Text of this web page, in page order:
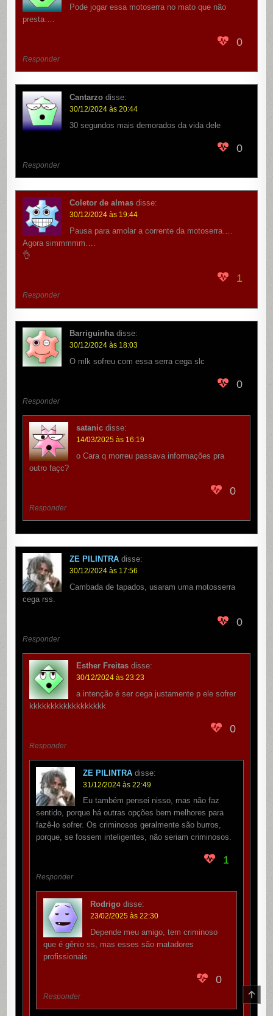
Pode jogar essa motoserra no mato que não
presta….
0
Responder
Cantarzo disse:
30/12/2024 às 20:44
30 segundos mais demorados da vida dele
0
Responder
Coletor de almas disse:
30/12/2024 às 19:44
Pausa para amolar a corrente da motoserra….
Agora simmmmm….
👌
1
Responder
Barriguinha disse:
30/12/2024 às 18:03
O mlk sofreu com essa serra cega slc
0
Responder
satanic disse:
14/03/2025 às 16:19
o Cara q morreu passava informações pra
outro façc?
0
Responder
ZE PILINTRA disse:
30/12/2024 às 17:56
Cambada de tapados, usaram uma motosserra
cega rss.
0
Responder
Esther Freitas disse:
30/12/2024 às 23:23
a intenção é ser cega justamente p ele sofrer
kkkkkkkkkkkkkkkkkk
0
Responder
ZE PILINTRA disse:
31/12/2024 às 22:49
Eu também pensei nisso, mas não faz
sentido, porque há outras opções bem melhores para
fazê-lo sofrer. Os criminosos geralmente são burros,
porque, se fossem inteligentes, não seriam criminosos.
1
Responder
Rodrigo disse:
23/02/2025 às 22:30
Depende meu amigo, tem criminoso
que é gênio ss, mas esses são matadores
profissionais
0
Responder
TO